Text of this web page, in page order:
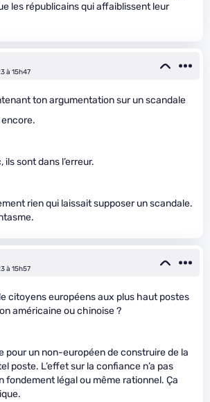
les républicains qui affaiblissent leur
à 15h47
ton argumentation sur un scandale
encore.
ils sont dans l’erreur.
rien qui laissait supposer un scandale.
à 15h57
citoyens européens aux plus haut postes
américaine ou chinoise ?
pour un non-européen de construire de la
poste. L’effet sur la confiance n’a pas
fondement légal ou même rationnel. Ça